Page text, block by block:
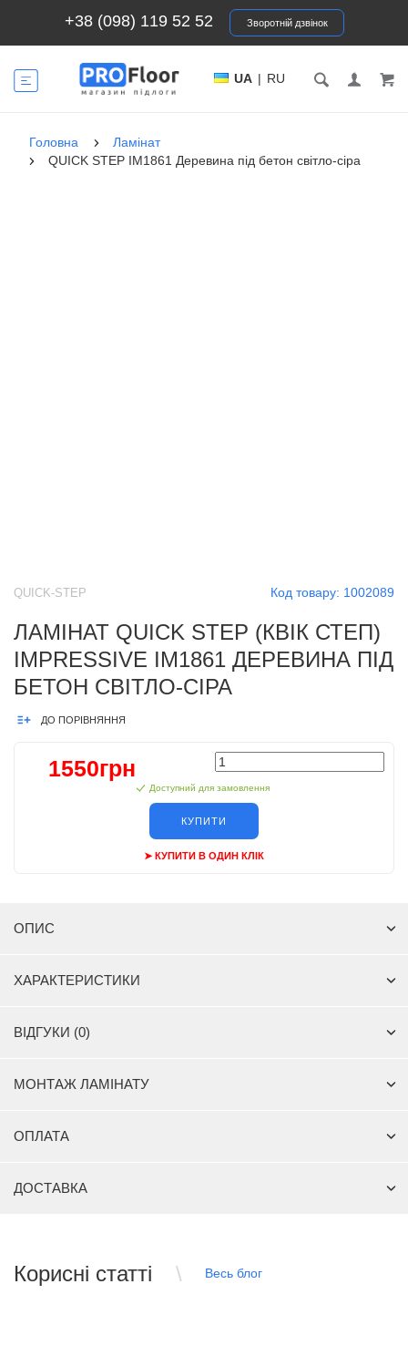
+38 (098) 119 52 52 Зворотній дзвінок
UA | RU
Головна
Ламінат
QUICK STEP IM1861 Деревина під бетон світло-сіра
Код товару: 1002089
QUICK-STEP
ЛАМІНАТ QUICK STEP (КВІК СТЕП)
IMPRESSIVE IM1861 ДЕРЕВИНА ПІД
БЕТОН СВІТЛО-СІРА
ДО ПОРІВНЯННЯ
1550грн
Доступний для замовлення
КУПИТИ
➤ КУПИТИ В ОДИН КЛІК
ОПИС
ХАРАКТЕРИСТИКИ
ВІДГУКИ (0)
МОНТАЖ ЛАМІНАТУ
ОПЛАТА
ДОСТАВКА
Корисні статті Весь блог